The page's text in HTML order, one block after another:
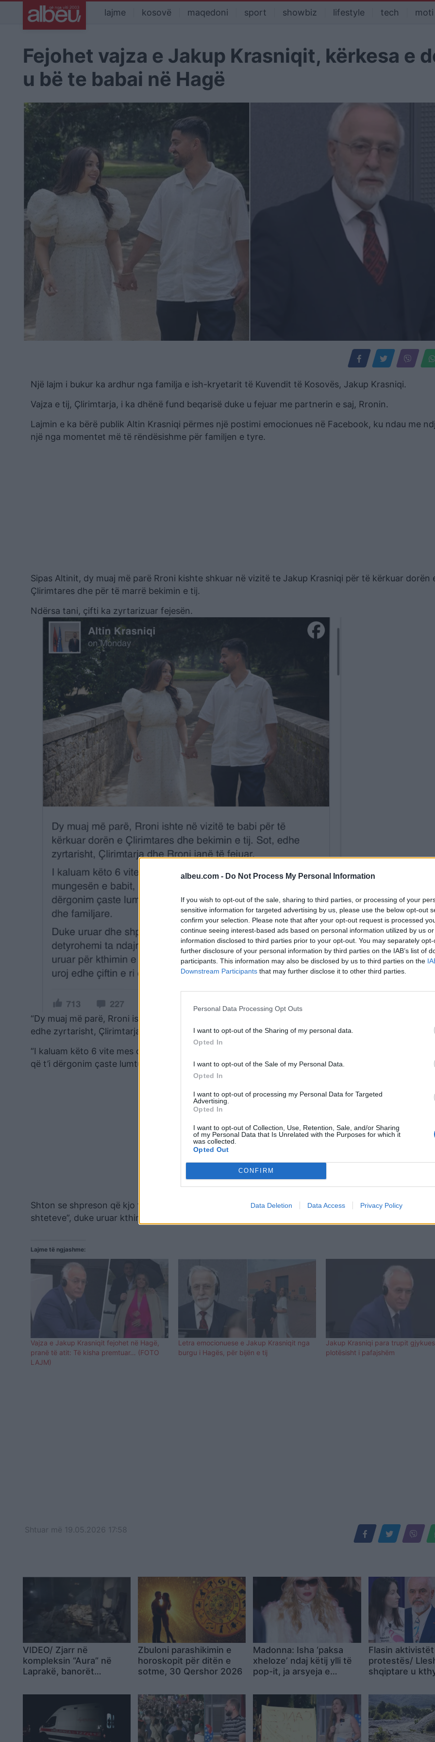
albeu.com - Do Not Process My Personal Information
If you wish to opt-out of the sale, sharing to third parties, or processing of your
sensitive information for targeted advertising by us, please use the below opt-out
confirm your selection. Please note that after your opt-out request is processed
continue seeing interest-based ads based on personal information utilized by us
information disclosed to third parties prior to your opt-out. You may separately
further disclosure of your personal information by third parties on the IAB’s list of
participants. This information may also be disclosed by us to third parties on the
Downstream Participants that may further disclose it to other third parties.
Personal Data Processing Opt Outs
I want to opt-out of the Sharing of my personal data.
Opted In
I want to opt-out of the Sale of my Personal Data.
Opted In
I want to opt-out of processing my Personal Data for Targeted
Advertising.
Opted In
I want to opt-out of Collection, Use, Retention, Sale, and/or Sharing
of my Personal Data that Is Unrelated with the Purposes for which it
was collected.
Opted Out
CONFIRM
Data Deletion Data Access Privacy Policy
lajme kosovë maqedoni sport showbiz lifestyle tech moti
Fejohet vajza e Jakup Krasniqit, kërkesa e
u bë te babai në Hagë
Një lajm i bukur ka ardhur nga familja e ish-kryetarit të Kuvendit të Kosovës, Jakup Krasniqi.
Vajza e tij, Çlirimtarja, i ka dhënë fund beqarisë duke u fejuar me partnerin e saj, Rronin.
Lajmin e ka bërë publik Altin Krasniqi përmes një postimi emocionues në Facebook, ku ndau me
një nga momentet më të rëndësishme për familjen e tyre.
Sipas Altinit, dy muaj më parë Rroni kishte shkuar në vizitë te Jakup Krasniqi për të kërkuar dorën
Çlirimtares dhe për të marrë bekimin e tij.
Ndërsa tani, çifti ka zyrtarizuar fejesën.
“Dy muaj më parë, Rroni ishte në vizitë te babi për të kërkuar dorën e Çlirimtares dhe bekimin e tij.
edhe zyrtarisht, Çlirimtarja dhe Rroni janë të fejuar”, ka shkruar ai.
“I kaluam këto 6 vite mes dhimbjes dhe gëzimit; dhimbje për mungesën e babit, por herë pas here
që t’i dërgonim çaste lumturie me të arriturat tona profesionale dhe familjare”, u shpreh ndër
Shton se shpreson që kjo të jetë hera e fundit që familja detyrohet t’i ndajë momentet e lumtura
shteteve”, duke uruar kthimin e Jakup Krasniqit dhe bashkëluftëtarëve të tij në Kosovë
Lajme të ngjashme:
Vajza e Jakup Krasniqit fejohet në Hagë,
pranë të atit: Të kisha premtuar… (FOTO
LAJM)
Letra emocionuese e Jakup Krasniqit nga
burgu i Hagës, për bijën e tij
Jakup Krasniqi para trupit
plotësisht i pafajshëm
Shtuar më 19.05.2026 17:58
VIDEO/ Zjarr në
kompleksin “Aura” në
Laprakë, banorët
erdhi një orë me vonesë,
flakët i fikëm vetë
Zbuloni parashikimin e
horoskopit për ditën e
sotme, 30 Qershor 2026
Madonna: Isha ‘paksa
xheloze’ ndaj këtij ylli të
pop-it, ja arsyeja e
Flasin
protestës/
shqiptare u
na trajton si
bisht